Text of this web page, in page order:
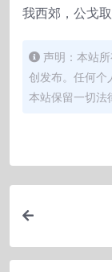
我西郊，公戈
声明：本站
创发布。任何个
本站保留一切法